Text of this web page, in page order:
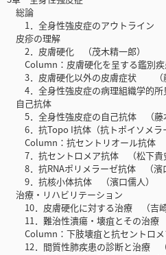
総論
1．全身性強皮症のアウトライン （
皮疹の理解
2．皮膚硬化 （茂木精一郎）
Column：皮膚硬化を呈する鑑別疾
3．皮膚硬化以外の皮膚症状 （
4．全身性強皮症の病理組織学的所
自己抗体
5．全身性強皮症の自己抗体 （藤
6．抗Topo I抗体（抗トポイソメラ
Column：抗セントリオール抗体
7．抗セントロメア抗体 （松下貴
8．抗RNAポリメラーゼ抗体 （濱
9．抗核小体抗体 （濱口儒人）
治療・リハビリテーション
10．皮膚硬化に対する治療 （吉
11．難治性潰瘍・壊疽とその治療
Column：下肢壊疽と抗セントロメ
12．間質性肺疾患の診断と治療 （